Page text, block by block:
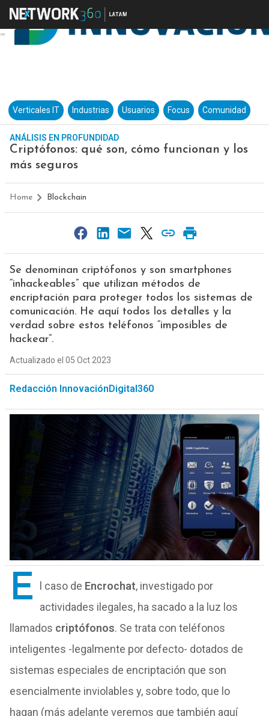
Verticales IT Industrias Usuarios Focus Comunidad
ANÁLISIS EN PROFUNDIDAD
Criptófonos: qué son, cómo funcionan y los
más seguros
Home Blockchain
Se denominan criptófonos y son smartphones
“inhackeables” que utilizan métodos de
encriptación para proteger todos los sistemas de
comunicación. He aquí todos los detalles y la
verdad sobre estos teléfonos “imposibles de
hackear”.
Actualizado el 05 Oct 2023
Redacción InnovaciónDigital360
E l caso de Encrochat, investigado por
actividades ilegales, ha sacado a la luz los
llamados criptófonos. Se trata con teléfonos
inteligentes -legalmente por defecto- dotados de
sistemas especiales de encriptación que son
esencialmente inviolables y, sobre todo, que lo
hagan (más adelante veremos que también aquí